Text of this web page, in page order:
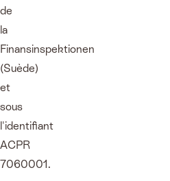
de
la
Finansinspektionen
(Suède)
et
sous
l'identifiant
ACPR
7060001.